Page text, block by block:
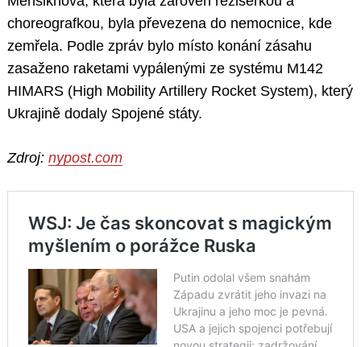
choreografkou, byla převezena do nemocnice, kde
zemřela. Podle zpráv bylo místo konání zásahu
zasaženo raketami vypálenými ze systému M142
HIMARS (High Mobility Artillery Rocket System), který
Ukrajině dodaly Spojené státy.
Zdroj: nypost.com